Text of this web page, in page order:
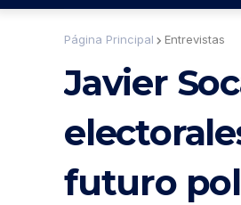
Página Principal Entrevistas
Javier
futuro